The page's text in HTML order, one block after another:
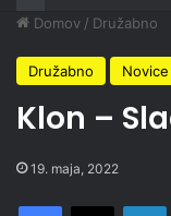
Domov / Družabno
Družabno Novice
Klon –
19. maja, 2022
Facebook
X